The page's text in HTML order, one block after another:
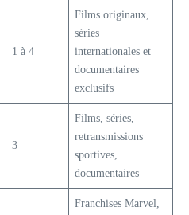
1 à 4
Films originaux,
séries
internationales et
documentaires
exclusifs
3
Films, séries,
retransmissions
sportives,
documentaires
Franchises Marvel,